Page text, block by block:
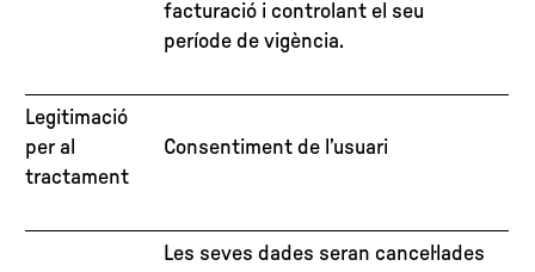
facturació i controlant el seu
període de vigència.
Legitimació
per al
tractament
Consentiment de l’usuari
Les seves dades seran cancel·lades